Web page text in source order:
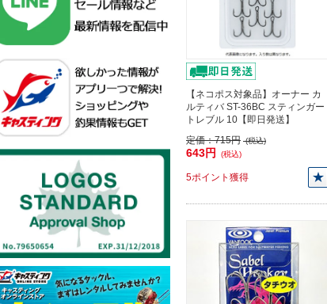
【ネコポス対象品】オーナー カ
ルティバ ST-36BC スティンガー
トレブル 10【即日発送】
定価：715円 (税込)
643円 (税込)
5ポイント獲得